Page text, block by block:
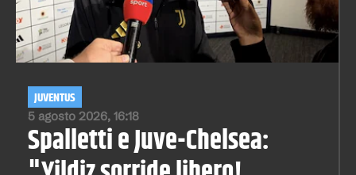
5 agosto 2026, 16:18
JUVENTUS
Spalletti e Juve-Chelsea: